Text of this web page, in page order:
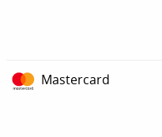
Mastercard